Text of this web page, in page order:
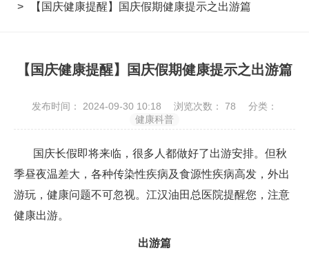
【国庆健康提醒】国庆假期健康提示之出游篇
【国庆健康提醒】国庆假期健康提示之出游篇
发布时间： 2024-09-30 10:18 浏览次数： 78
分类：
健康科普
国庆长假即将来临，很多人都做好了出游安排。但秋
季昼夜温差大，各种传染性疾病及食源性疾病高发，外出
游玩，健康问题不可忽视。江汉油田总医院提醒您，注意
健康出游。
出游篇